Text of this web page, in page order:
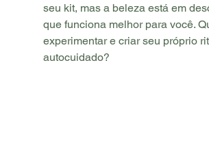
seu kit, mas a beleza está em
que funciona melhor para você.
experimentar e criar seu próprio
autocuidado?